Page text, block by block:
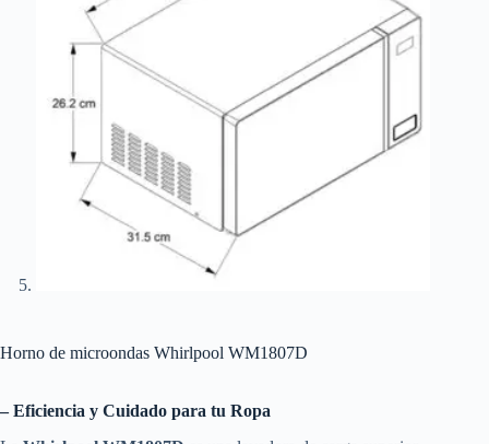
Horno de microondas Whirlpool WM1807D
– Eficiencia y Cuidado para tu Ropa